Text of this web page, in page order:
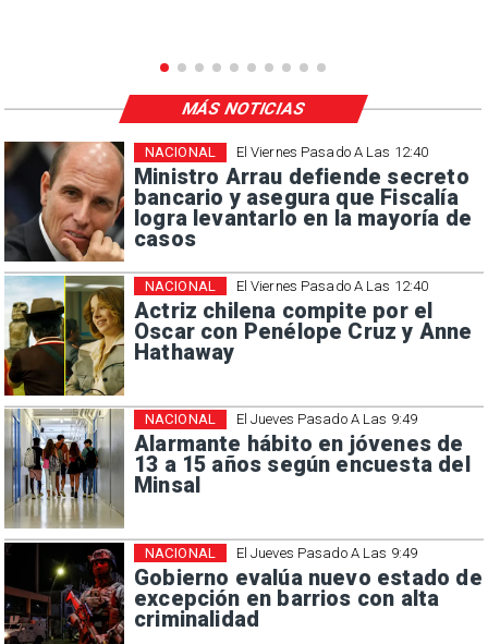
El Viernes Pasado A Las 12:40
Ministro Arrau defiende secreto
bancario y asegura que Fiscalía
logra levantarlo en la mayoría de
casos
NACIONAL
El Viernes Pasado A Las 12:40
Actriz chilena compite por el
Oscar con Penélope Cruz y Anne
Hathaway
NACIONAL
El Jueves Pasado A Las 9:49
Alarmante hábito en jóvenes de
13 a 15 años según encuesta del
Minsal
NACIONAL
El Jueves Pasado A Las 9:49
Gobierno evalúa nuevo estado de
excepción en barrios con alta
criminalidad
NACIONAL
MÁS NOTICIAS